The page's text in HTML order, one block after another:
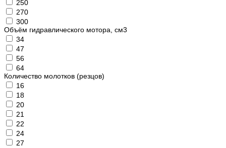
250
270
300
Объём гидравлического мотора, см3
34
47
56
64
Количество молотков (резцов)
16
18
20
21
22
24
27